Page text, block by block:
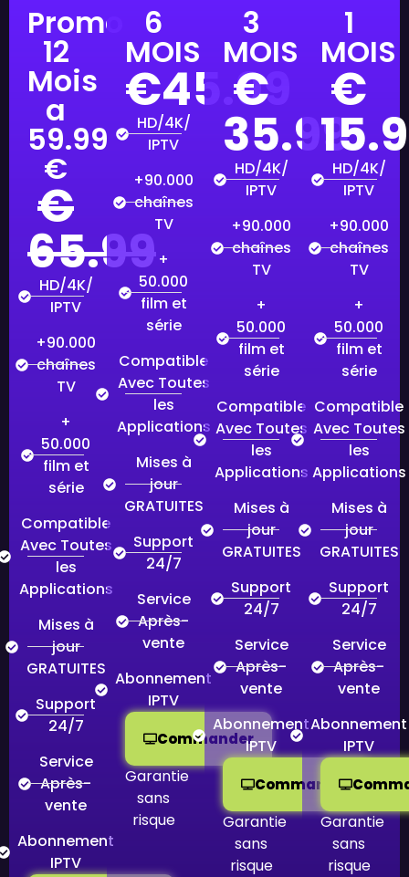
Promo
12
Mois
a
59.99
€
€
65.99
HD/4K/
IPTV
+90.000
chaînes
TV
+
50.000
film et
série
Compatible
Avec Toutes
les
Applications
Mises à
jour
GRATUITES
Support
24/7
Service
Après-
vente
Abonnement
IPTV
6
MOIS
€45.99
HD/4K/
IPTV
+90.000
chaînes
TV
+
50.000
film et
série
Compatible
Avec Toutes
les
Applications
Mises à
jour
GRATUITES
Support
24/7
Service
Après-
vente
Abonnement
IPTV
Commander
Garantie
sans
risque
3
MOIS
€
35.99
HD/4K/
IPTV
+90.000
chaînes
TV
+
50.000
film et
série
Compatible
Avec Toutes
les
Applications
Mises à
jour
GRATUITES
Support
24/7
Service
Après-
vente
Abonnement
IPTV
Commander
Garantie
sans
risque
1
MOIS
€
HD/4K/
IPTV
+90.000
chaînes
TV
+
50.000
film et
série
Compatible
Avec Toutes
les
Applications
Mises à
jour
GRATUITES
Support
24/7
Service
Après-
vente
Abonnement
IPTV
Garantie
sans
risque